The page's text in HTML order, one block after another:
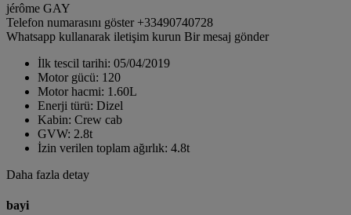
jérôme GAY
Telefon numarasını göster +33490740728
Whatsapp kullanarak iletişim kurun Bir mesaj gönder
İlk tescil tarihi: 05/04/2019
Motor gücü: 120
Motor hacmi: 1.60L
Enerji türü: Dizel
Kabin: Crew cab
GVW: 2.8t
İzin verilen toplam ağırlık: 4.8t
Daha fazla detay
bayi